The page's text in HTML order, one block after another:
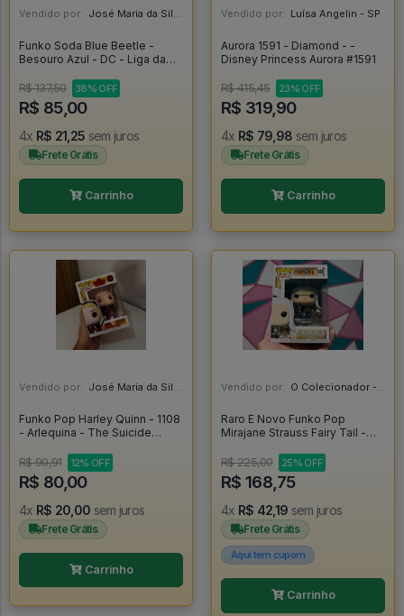
Vendido por: José Maria da Silva Junior - AL
Funko Soda Blue Beetle -
Besouro Azul - DC - Liga da
R$ 137,50
38% OFF
R$ 85,00
4x R$ 21,25 sem juros
Frete Grátis
Carrinho
Vendido por: Luísa Angelin - SP
Aurora 1591 - Diamond - -
Disney Princess Aurora #1591
R$ 415,45 23% OFF
R$ 319,90
4x R$ 79,98 sem juros
Frete Grátis
Carrinho
Vendido por: José Maria da Silva Junior - AL
Funko Pop Harley Quinn - 1108
- Arlequina - The Suicide
R$ 90,91
12% OFF
R$ 80,00
4x R$ 20,00 sem juros
Frete Grátis
Carrinho
Vendido por: O Colecionador - SP
Raro E Novo Funko Pop
Mirajane Strauss Fairy Tail -
R$ 225,00
25% OFF
R$ 168,75
4x R$ 42,19 sem juros
Frete Grátis
Aqui tem cupom
Carrinho